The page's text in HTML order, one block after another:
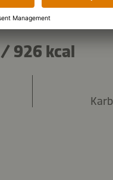
/ 926 kcal